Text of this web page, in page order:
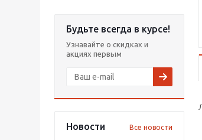
Будьте всегда в курсе!
Узнавайте о скидках и
акциях первым
Новости Все новости